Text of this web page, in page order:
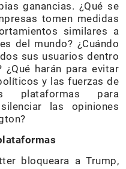
ganancias. ¿Qué se
tomen medidas
similares a
del mundo? ¿Cuándo
sus usuarios dentro
harán para evitar
y las fuerzas de
plataformas para
las opiniones
bloqueara a Trump,